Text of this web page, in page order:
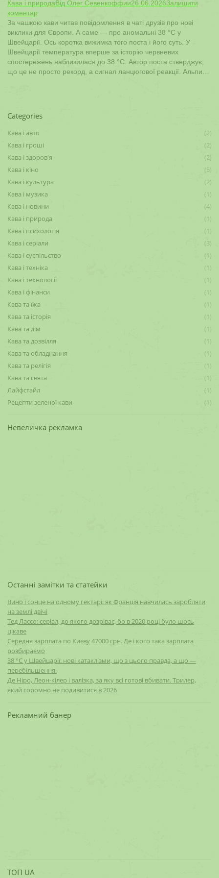
Кава і природаВід Олег Севенкоффии26.06.2026Залишити
коментар
За чашкою кави читав повідомлення в чаті друзів про нові
виклики для Європи. А саме — про аномальні 38 °C у
Швейцарії. Ось коротка вижимка того поста і його суть. У
Швейцарії температура вперше за історію червневих
спостережень наблизилася до 38 °C. Автор поста стверджує,
що це не просто рекорд, а сигнал ланцюгової реакції. Альпи…
Categories
Кава і авто
(2)
Кава і гроші
(2)
Кава і здоров'я
(2)
Кава і кіно
(5)
Кава і культура
(2)
Кава і музика
(1)
Кава і новини
(4)
Кава і природа
(1)
Кава і психологія
(1)
Кава і серіали
(3)
Кава і суспільство
(1)
Кава і техніка
(1)
Кава і технології
(1)
Кава і фінанси
(1)
Кава та їжа
(1)
Кава та історія
(1)
Кава та дім
(1)
Кава та дозвілля
(1)
Кава та обладнання
(1)
Кава та релігія
(1)
Кава та свята
(1)
Лайфстайл
(1)
Рецепти зеленої кави
(1)
Невеличка рекламка
Останні замітки та статейки
Вино і сонце на одному гектарі: як Франція навчилась заробляти
на землі двічі
Тед Лассо: серіал, до якого дозріває, бо в 2020 році було шось
цікаве
Середня зарплата по Києву 47000 грн. Де і кого така зарплата
розбираємо
38 °C у Швейцарії: нові катаклізми, що з цього правда, а що —
перебільшення.
Де Ніро, Леон-кілер і валізка, за яку всі готові вбивати. Трилер,
який соромно не подивитися в 2026
Рекламний банер
ТОП UA